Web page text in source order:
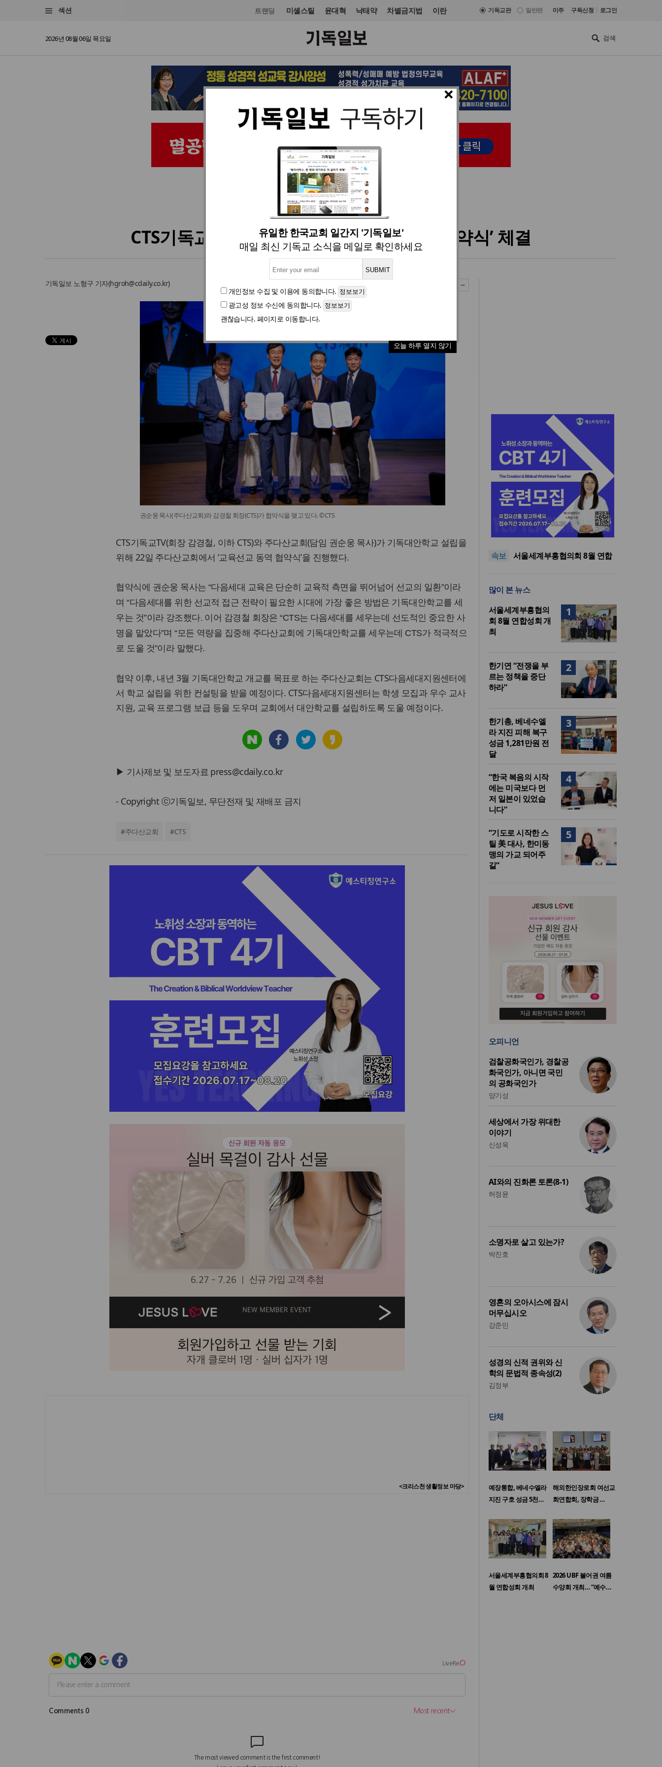
섹션 트랜딩 미셸스틸 윤대혁 낙태약 차별금지법 이란 기독교판 일반판 미주 구독신청 로그인
2026년 08월 06일 목요일
×
유일한 한국교회 일간지 '기독일보'
매일 최신 기독교 소식을 메일로 확인하세요
개인정보 수집 및 이용에 동의합니다.
광고성 정보 수신에 동의합니다.
괜찮습니다. 페이지로 이동합니다.
오늘 하루 열지 않기
교회일반 입력 2020. 07. 25 10:50
CTS기독교TV·주다산교회 ‘교육선교 동역 협약식’ 체결
기독일보 노형구 기자(hgroh@cdaily.co.kr)
권순웅 목사(주다산교회)와 감경철 회장(CTS)가 협약식을 맺고 있다. ©CTS
CTS기독교TV(회장 감경철, 이하 CTS)와 주다산교회(담임 권순웅 목사)가 기독대안학교 설립을
위해 22일 주다산교회에서 ‘교육선교 동역 협약식’을 진행했다.
협약식에 권순웅 목사는 “다음세대 교육은 단순히 교육적 측면을 뛰어넘어 선교의 일환”이라
며 “다음세대를 위한 선교적 접근 전략이 필요한 시대에 가장 좋은 방법은 기독대안학교를 세
우는 것”이라 강조했다. 이어 감경철 회장은 “CTS는 다음세대를 세우는데 선도적인 중요한 사
명을 맡았다”며 “모든 역량을 집중해 주다산교회에 기독대안학교를 세우는데 CTS가 적극적으
로 도울 것”이라 말했다.
협약 이후, 내년 3월 기독대안학교 개교를 목표로 하는 주다산교회는 CTS다음세대지원센터에
서 학교 설립을 위한 컨설팅을 받을 예정이다. CTS다음세대지원센터는 학생 모집과 우수 교사
지원, 교육 프로그램 보급 등을 도우며 교회에서 대안학교를 설립하도록 도울 예정이다.
▶ 기사제보 및 보도자료 press@cdaily.co.kr
- Copyright ⓒ기독일보, 무단전재 및 재배포 금지
#주다산교회 #CTS
<크리스천 생활정보 마당>
속보
“한국 복음의 시작에는 미국보
다 먼저 일본이 있었습니다”
“기도로 시작한 스틸 美 대사,
중단하라”
서울세계부흥협의회 8월 연합
협력
다 먼저 일본이 있었습니다”
“기도로 시작한 스틸 美 대사,
한미동맹의 가교 되어주길”
많이 본 뉴스
1
서울세계부흥협의
회 8월 연합성회 개
최
2
한기연 “전쟁을 부
르는 정책을 중단
하라”
3
한기총, 베네수엘
라 지진 피해 복구
성금 1,281만원 전
달
4
“한국 복음의 시작
에는 미국보다 먼
저 일본이 있었습
니다”
5
“기도로 시작한 스
틸 美 대사, 한미동
맹의 가교 되어주
길”
오피니언
검찰공화국인가, 경찰공
화국인가, 아니면 국민
의 공화국인가
양기성
세상에서 가장 위대한
이야기
신성욱
AI와의 진화론 토론(8-1)
허정윤
소명자로 살고 있는가?
박진호
영혼의 오아시스에 잠시
머무십시오
강준민
성경의 신적 권위와 신
학의 문법적 종속성(2)
김정부
단체
예장통합, 베네수엘라
지진 구호 성금 5천…
해외한인장로회 여선교
회연합회, 장학금 …
서울세계부흥협의회 8
월 연합성회 개최
2026 UBF 불어권 여름
수양회 개최… “예수…